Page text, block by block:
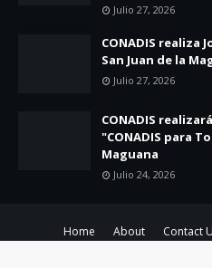
Julio 27, 2026
CONADIS realiza
San Juan de la
Julio 27, 2026
CONADIS
"CONADIS para
Maguana
Julio 24, 2026
Home About Contact